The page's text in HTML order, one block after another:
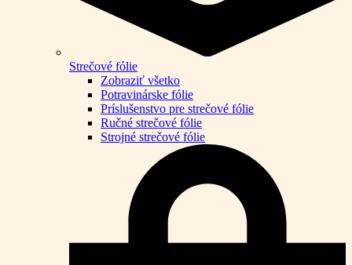
Strečové fólie
Zobraziť všetko
Potravinárske fólie
Príslušenstvo pre strečové fólie
Ručné strečové fólie
Strojné strečové fólie